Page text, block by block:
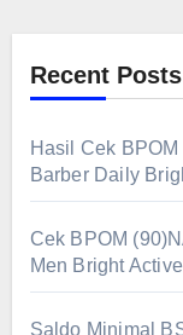
Recent Posts
Hasil Cek
Barber Daily
Cek BPOM
Men Bright
Saldo Minimal